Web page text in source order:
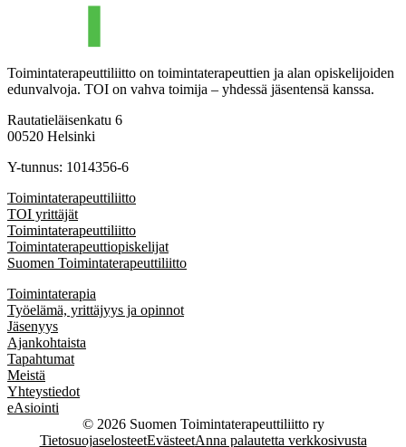
Toimintaterapeuttiliitto on toimintaterapeuttien ja alan opiskelijoiden
edunvalvoja. TOI on vahva toimija – yhdessä jäsentensä kanssa.
Rautatieläisenkatu 6
00520 Helsinki
Y-tunnus: 1014356-6
Toimintaterapeuttiliitto
TOI yrittäjät
Toimintaterapeuttiliitto
Toimintaterapeuttiopiskelijat
Suomen Toimintaterapeuttiliitto
Toimintaterapia
Työelämä, yrittäjyys ja opinnot
Jäsenyys
Ajankohtaista
Tapahtumat
Meistä
Yhteystiedot
eAsiointi
© 2026 Suomen Toimintaterapeuttiliitto ry
TietosuojaselosteetEvästeetAnna palautetta verkkosivusta